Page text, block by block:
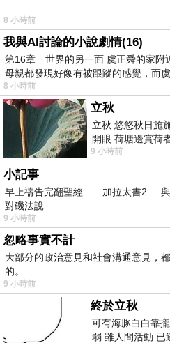
8 小時前
我與AI討論的小說劇情(16)
第16章 世界的另一面 虞正舜的家附
母親都發現好像有被跟蹤的感覺，而
8 小時前
立秋
立秋 悠悠秋日施
開眼 荷塘邊賞荷
望 風中飄逸的是
9 小時前
小記事
早上禱告完翻聖經 加拉太書2 與
對磯法說
9 小時前
忽略事實不計
大部分的政治意見和社會溝通意見，
的。
9 小時前
終於立秋
可有海豚白白靠
弱 雖人間活動 已